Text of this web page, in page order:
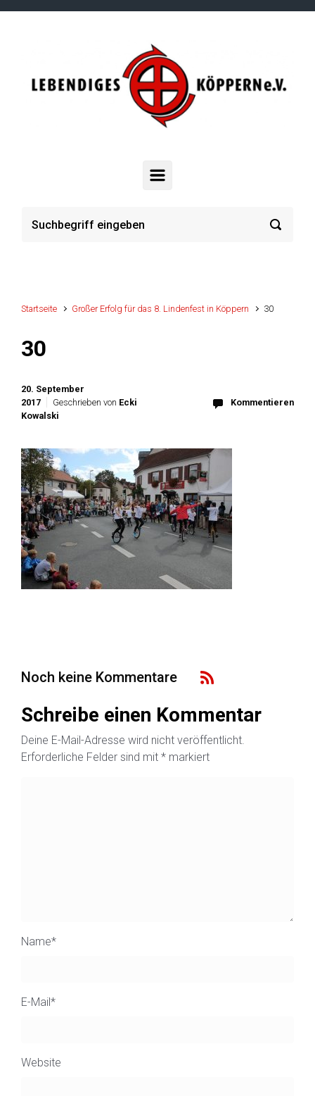
Zum Hauptinhalt springen
Startseite Großer Erfolg für das 8. Lindenfest in Köppern 30
30
20. September
2017
Geschrieben von Ecki
Kowalski
Kommentieren
Noch keine Kommentare
Schreibe einen Kommentar
Deine E-Mail-Adresse wird nicht veröffentlicht.
Erforderliche Felder sind mit * markiert
Name*
E-Mail*
Website